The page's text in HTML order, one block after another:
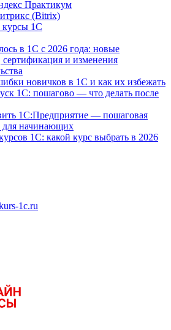
Практикум
(Bitrix)
курсы 1С
в 1С с 2026 года: новые
сертификация и изменения
новичков в 1С и как их избежать
1С: пошагово — что делать после
1С:Предприятие — пошаговая
для начинающих
1С: какой курс выбрать в 2026
1c.ru